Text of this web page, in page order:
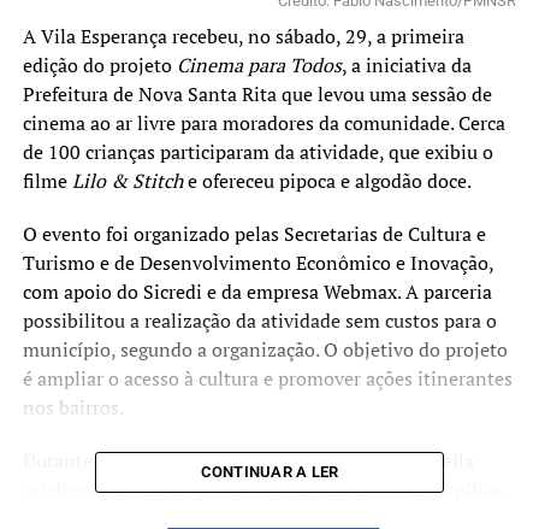
A Vila Esperança recebeu, no sábado, 29, a primeira
edição do projeto Cinema para Todos, a iniciativa da
Prefeitura de Nova Santa Rita que levou uma sessão de
cinema ao ar livre para moradores da comunidade. Cerca
de 100 crianças participaram da atividade, que exibiu o
filmeLilo & Stitche ofereceu pipoca e algodão doce.
O evento foi organizado pelas Secretarias de Cultura e
Turismo e de Desenvolvimento Econômico e Inovação,
com apoio do Sicredi e da empresa Webmax. A parceria
possibilitou a realização da atividade sem custos para o
município, segundo a organização. O objetivo do projeto
é ampliar o acesso à cultura e promover ações itinerantes
nos bairros.
Durante o lançamento, o prefeito Rodrigo Battistella
celebrou o início do projeto e o entusiasmo das famílias.
CONTINUAR A LER